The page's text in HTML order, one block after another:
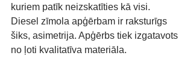
kuriem patīk neizskatīties kā visi.
Diesel zīmola apģērbam ir raksturīgs
šiks, asimetrija. Apģērbs tiek izgatavots
no ļoti kvalitatīva materiāla.